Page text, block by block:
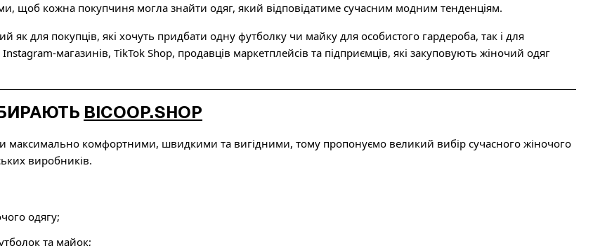
щоб кожна покупчиня могла знайти одяг, який відповідатиме сучасним модним тенденціям.
як для покупців, які хочуть придбати одну футболку чи майку для особистого гардероба, так і для
магазинів, TikTok Shop, продавців маркетплейсів та підприємців, які закуповують жіночий одяг
BICOOP.SHOP
максимально комфортними, швидкими та вигідними, тому пропонуємо великий вибір сучасного жіночого
виробників.
одягу;
та майок;